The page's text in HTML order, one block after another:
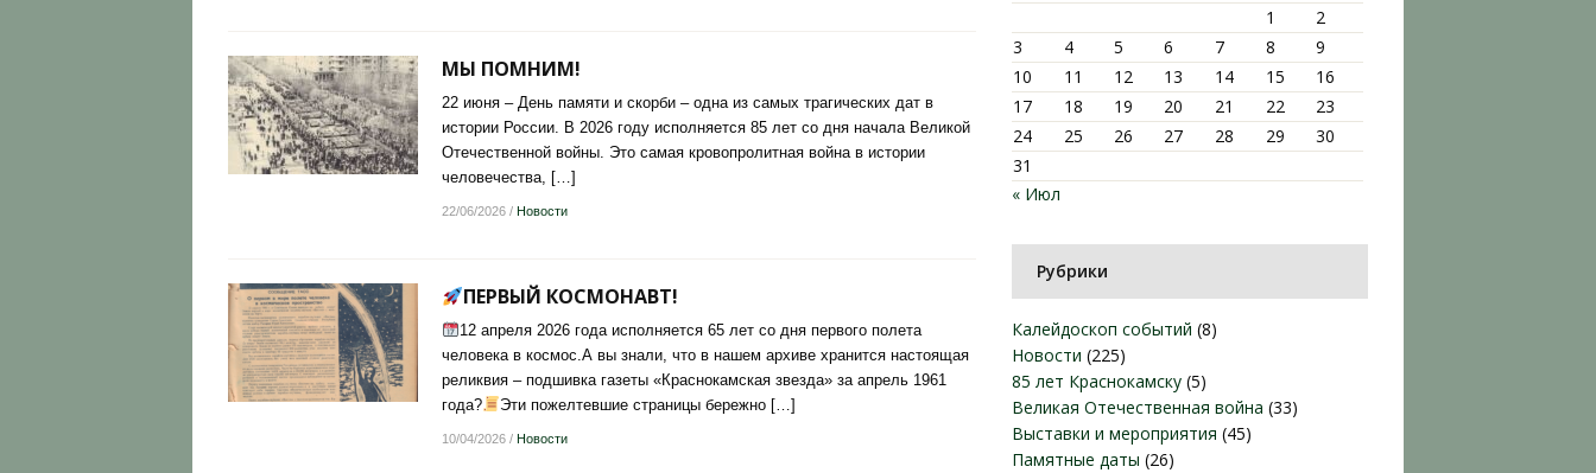
МЫ ПОМНИМ!
22 июня – День памяти и скорби – одна из самых трагических дат в
истории России. В 2026 году исполняется 85 лет со дня начала Великой
Отечественной войны. Это самая кровопролитная война в истории
человечества, […]
22/06/2026/ Новости
ПЕРВЫЙ КОСМОНАВТ!
12 апреля 2026 года исполняется 65 лет со дня первого полета
человека в космос.А вы знали, что в нашем архиве хранится настоящая
реликвия – подшивка газеты «Краснокамская звезда» за апрель 1961
года?
Эти пожелтевшие страницы бережно […]
10/04/2026/ Новости
1
2
3
4 5 6 7 8
9
10
11 12 13 14 15
16
17
18 19 20 21 22
23
24
25 26 27 28 29
30
31
« Июл
Рубрики
Калейдоскоп событий (8)
Новости (225)
85 лет Краснокамску (5)
Великая Отечественная война (33)
Выставки и мероприятия (45)
Памятные даты (26)